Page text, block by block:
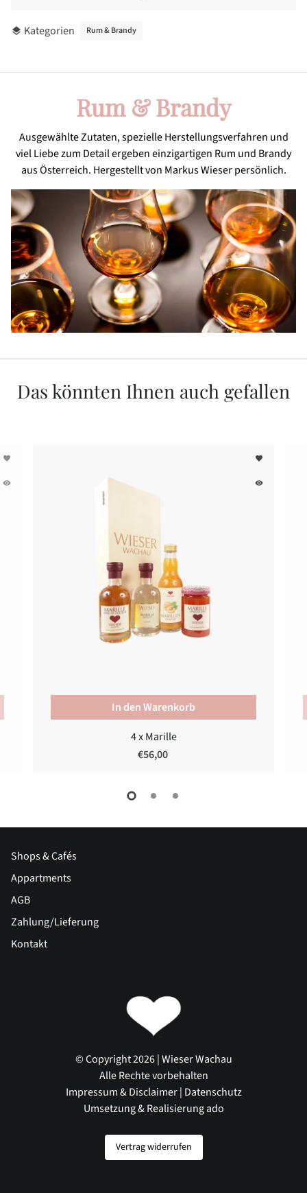
layers Kategorien Rum & Brandy
Rum & Brandy
Ausgewählte Zutaten, spezielle Herstellungsverfahren und
viel Liebe zum Detail ergeben einzigartigen Rum und Brandy
aus Österreich. Hergestellt von Markus Wieser persönlich.
Das könnten Ihnen auch gefallen
favorite
remove_red_eye
favorite
remove_red_eye
In den Warenkorb
4 x Marille
€56,00
Shops & Cafés
Appartments
AGB
Zahlung/Lieferung
Kontakt
© Copyright 2026 | Wieser Wachau
Alle Rechte vorbehalten
Impressum & Disclaimer| Datenschutz
Umsetzung & Realisierung ado
Vertrag widerrufen